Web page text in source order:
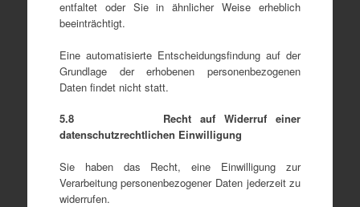
entfaltet oder Sie in ähnlicher Weise erheblich
beeinträchtigt.
Eine automatisierte Entscheidungsfindung auf der
Grundlage der erhobenen personenbezogenen
Daten findet nicht statt.
5.8 Recht auf Widerruf einer
datenschutzrechtlichen Einwilligung
Sie haben das Recht, eine Einwilligung zur
Verarbeitung personenbezogener Daten jederzeit zu
widerrufen.